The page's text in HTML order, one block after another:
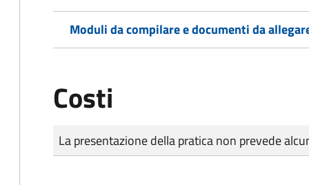
Moduli da compilare e documenti da
Costi
Tipo di pagamento
Importo
La presentazione della pratica non prevede